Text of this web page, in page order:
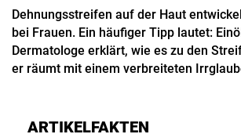
Dehnungsstreifen auf der Haut
bei Frauen. Ein häufiger Tipp lautet:
Dermatologe erklärt, wie es zu den
er räumt mit einem verbreiteten
ARTIKELFAKTEN